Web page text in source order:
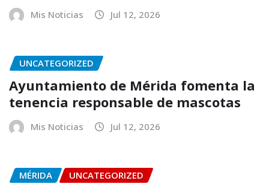
Mis Noticias Jul 12, 2026
UNCATEGORIZED
Ayuntamiento de Mérida fomenta la
tenencia responsable de mascotas
Mis Noticias Jul 12, 2026
MÉRIDA UNCATEGORIZED